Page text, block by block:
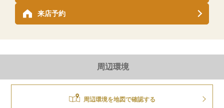
来店予約
周辺環境
周辺環境を地図で確認する